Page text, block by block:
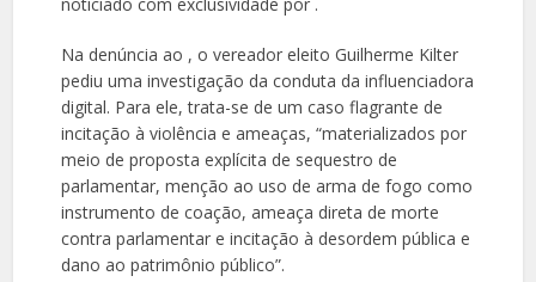
Na denúncia ao , o vereador eleito Guilherme Kilter
pediu uma investigação da conduta da influenciadora
digital. Para ele, trata-se de um caso flagrante de
incitação à violência e ameaças, “materializados por
meio de proposta explícita de sequestro de
parlamentar, menção ao uso de arma de fogo como
instrumento de coação, ameaça direta de morte
contra parlamentar e incitação à desordem pública e
dano ao patrimônio público”.